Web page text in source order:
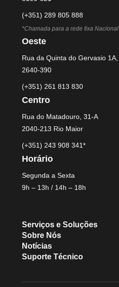
(+351) 289 805 888
*Chamada para a rede fixa Nacional
Oeste
Rua da Quinta do Gervasio 1A,
2640-390
(+351) 261 813 830
Centro
Rua do Matadouro, 31-A
2040-213 Rio Maior
(+351) 243 908 341*
Horário
Segunda a Sexta
9h – 13h / 14h – 18h
Serviços e Soluções
Sobre Nós
Notícias
Suporte Técnico